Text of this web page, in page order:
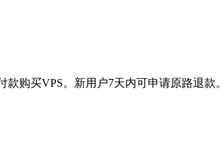
购买VPS。新用户7天内可申请原路退款。